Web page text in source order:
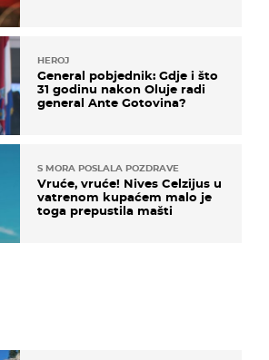
HEROJ
General pobjednik: Gdje i što
31 godinu nakon Oluje radi
general Ante Gotovina?
S MORA POSLALA POZDRAVE
Vruće, vruće! Nives Celzijus u
vatrenom kupaćem malo je
toga prepustila mašti